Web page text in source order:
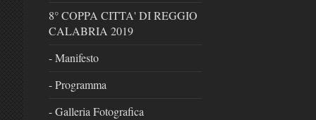
8° COPPA CITTA' DI REGGIO
CALABRIA 2019
- Manifesto
- Programma
- Galleria Fotografica